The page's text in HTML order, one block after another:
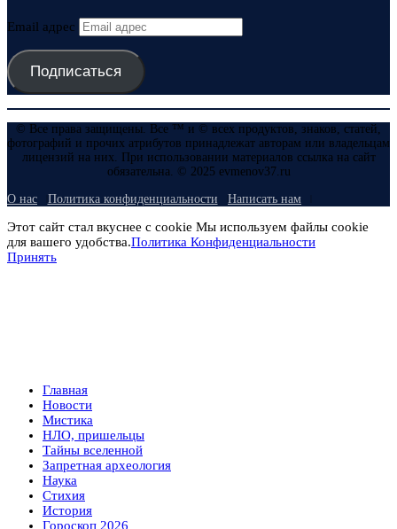
Email адрес
Подписаться
© Все права защищены. Все ™ и © всех продуктов, знаков, статей,
фотографий и прочих атрибутов принадлежат авторам или владельцам
лицензий на них. При использовании материалов ссылка на сайт
обязательна. © 2025 evmenov37.ru
О нас Политика конфиденциальности Написать нам
Этот сайт стал вкуснее с cookie Мы используем файлы cookie
для вашего удобства.Политика Конфиденциальности
Принять
Главная
Новости
Мистика
НЛО, пришельцы
Тайны вселенной
Запретная археология
Наука
Стихия
История
Гороскоп 2026